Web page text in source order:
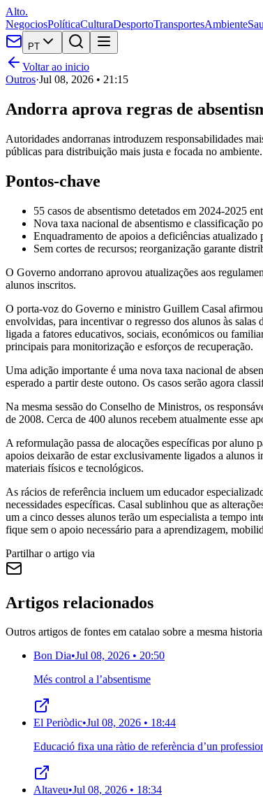
Alto.
NegociosPolíticaCulturaDesportoTransportesAmbiente
PT
Voltar ao inicio
Outros·Jul 08, 2026 • 21:15
Andorra aprova regras de
Autoridades andorranas introduzem responsabilidades
públicas para distribuição mais justa e focada no ambiente.
Pontos-chave
55 casos de absentismo detetados em 2024-2025
Nova taxa nacional de absentismo e classificação
Enquadramento de apoios a deficiências atualizado
Sem cortes de recursos; reorganização garante
O Governo andorrano aprovou atualizações aos
alunos inscritos.
O porta-voz do Governo e ministro Guillem Casal afirmou
envolvidas, para incentivar o regresso dos alunos às
ligada a fatores educativos, sociais, económicos ou
principais para monitorização e esforços de recuperação.
Uma adição importante é uma nova taxa nacional de
esperado a partir deste outono. Os casos serão agora
Na mesma sessão do Conselho de Ministros, os
de 2008. Cerca de 400 alunos recebem atualmente esse
A reformulação passa de alocações específicas por aluno
apoios deixarão de estar exclusivamente ligados a
materiais físicos e tecnológicos.
As rácios de referência incluem um educador
necessidades específicas. Casal sublinhou que as
um a cinco desses alunos terão um especialista a tempo
fique sem o apoio necessário para a aprendizagem,
Partilhar o artigo via
Artigos relacionados
Outros artigos de fontes em catalao sobre a mesma
Bon Dia•Jul 08, 2026 • 20:50
Més control a l’absentisme
El Periòdic•Jul 08, 2026 • 18:44
Educació fixa una ràtio de referència d’un
Altaveu•Jul 08, 2026 • 18:34